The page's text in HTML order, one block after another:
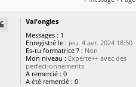
Val'ongles
Messages : 1
Enregistré le : jeu. 4 avr. 2024 18:50
Es-tu formatrice ? : Non
Mon niveau : Experte++ avec des
perfectionnements
A remercié : 0
A été remercié : 0